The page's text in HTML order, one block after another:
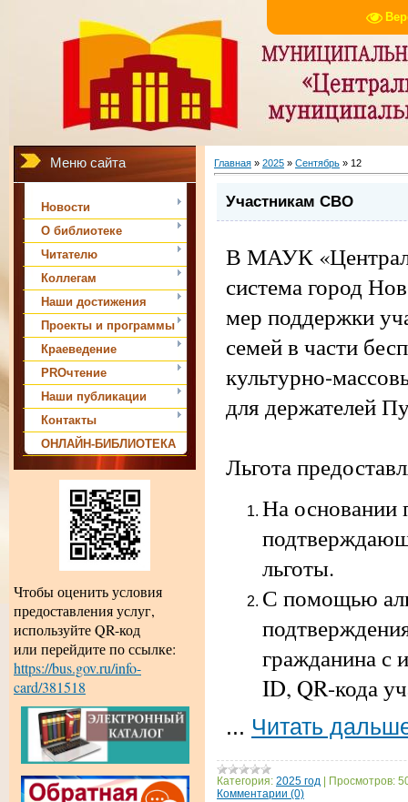
Меню сайта
Новости
О библиотеке
Читателю
Коллегам
Наши достижения
Проекты и программы
Краеведение
PROчтение
Наши публикации
Контакты
ОНЛАЙН-БИБЛИОТЕКА
Чтобы оценить условия
предоставления услуг,
используйте QR-код
или перейдите по ссылке:
https://bus.gov.ru/info-
card/381518
Главная » 2025 » Сентябрь » 12
Участникам СВО
В МАУК
система город
мер поддержки
семей в части
культурно-
для держателей
Льгота
На основании
льготы.
С помощью
гражданина с
ID, QR-кода
... Читать
Категория: 2025 год Просмотров:
Комментарии (0)